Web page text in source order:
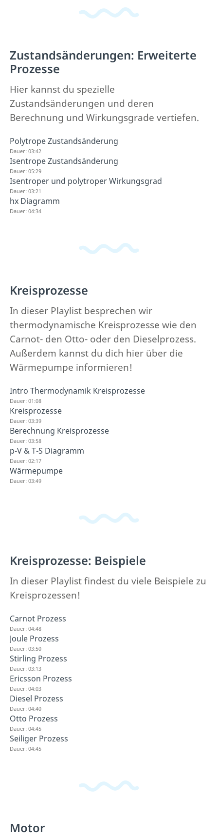
Zustandsänderungen: Erweiterte
Prozesse
Hier kannst du spezielle
Zustandsänderungen und deren
Berechnung und Wirkungsgrade vertiefen.
Polytrope Zustandsänderung
Dauer: 03:42
Isentrope Zustandsänderung
Dauer: 05:29
Isentroper und polytroper Wirkungsgrad
Dauer: 03:21
hx Diagramm
Dauer: 04:34
Kreisprozesse
In dieser Playlist besprechen wir
thermodynamische Kreisprozesse wie den
Carnot- den Otto- oder den Dieselprozess.
Außerdem kannst du dich hier über die
Wärmepumpe informieren!
Intro Thermodynamik Kreisprozesse
Dauer: 01:08
Kreisprozesse
Dauer: 03:39
Berechnung Kreisprozesse
Dauer: 03:58
p-V & T-S Diagramm
Dauer: 02:17
Wärmepumpe
Dauer: 03:49
Kreisprozesse: Beispiele
In dieser Playlist findest du viele Beispiele zu
Kreisprozessen!
Carnot Prozess
Dauer: 04:48
Joule Prozess
Dauer: 03:50
Stirling Prozess
Dauer: 03:13
Ericsson Prozess
Dauer: 04:03
Diesel Prozess
Dauer: 04:40
Otto Prozess
Dauer: 04:45
Seiliger Prozess
Dauer: 04:45
Motor